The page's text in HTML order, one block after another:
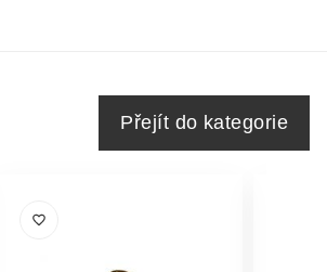
Přejít do kategorie